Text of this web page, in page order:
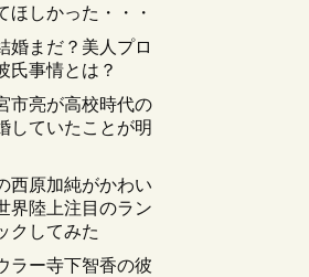
ほしかった・・・
婚まだ？美人プロ
氏事情とは？
市亮が高校時代の
していたことが明
西原加純がかわい
界陸上注目のラン
クしてみた
ラー寺下智香の彼